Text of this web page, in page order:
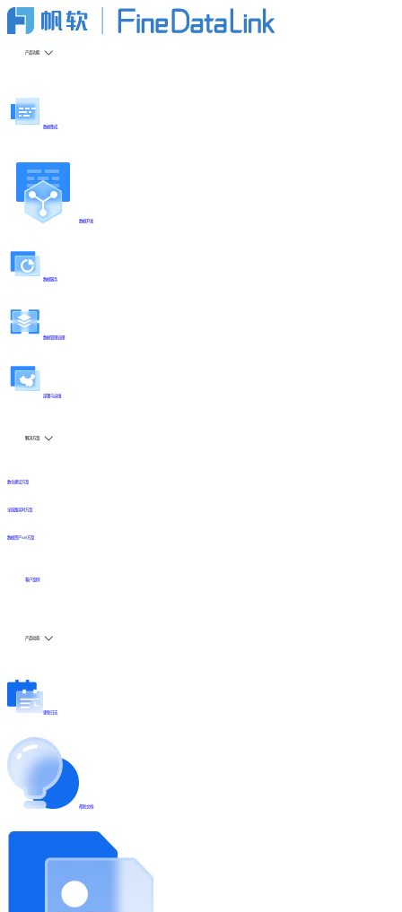
产品功能
数据集成
数据开发
数据服务
数据管理治理
部署与运维
解决方案
数仓建设方案
全链路实时方案
数据资产API方案
客户案例
产品动态
更新日志
帮助文档